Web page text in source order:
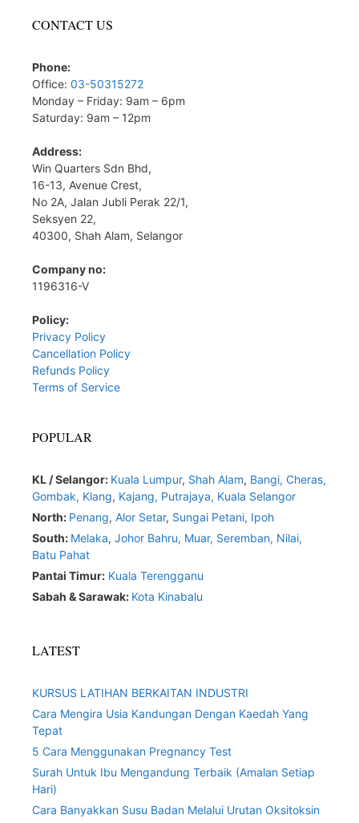
CONTACT US
Phone:
Office: 03-50315272
Monday – Friday: 9am – 6pm
Saturday: 9am – 12pm
Address:
Win Quarters Sdn Bhd,
16-13, Avenue Crest,
No 2A, Jalan Jubli Perak 22/1,
Seksyen 22,
40300, Shah Alam, Selangor
Company no:
1196316-V
Policy:
Privacy Policy
Cancellation Policy
Refunds Policy
Terms of Service
POPULAR
KL / Selangor: Kuala Lumpur, Shah Alam, Bangi, Cheras,
Gombak, Klang, Kajang, Putrajaya, Kuala Selangor
North: Penang, Alor Setar, Sungai Petani, Ipoh
South: Melaka, Johor Bahru, Muar, Seremban, Nilai,
Batu Pahat
Pantai Timur: Kuala Terengganu
Sabah & Sarawak: Kota Kinabalu
LATEST
KURSUS LATIHAN BERKAITAN INDUSTRI
Cara Mengira Usia Kandungan Dengan Kaedah Yang
Tepat
5 Cara Menggunakan Pregnancy Test
Surah Untuk Ibu Mengandung Terbaik (Amalan Setiap
Hari)
Cara Banyakkan Susu Badan Melalui Urutan Oksitoksin